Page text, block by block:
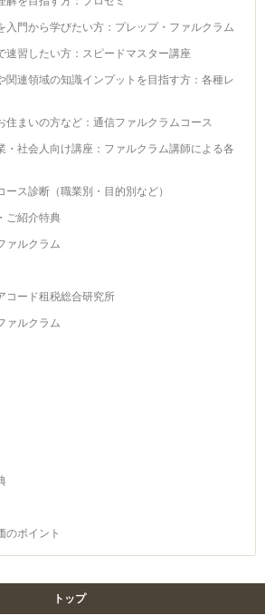
入門から学びたい方：プレップ・ファルクラム
速習したい方：スピードマスター講座
関連領域の知識インプットを目指す方：各種レ
住まいの方など：通信ファルクラムコース
・社会人向け講座：ファルクラム講師による各
ース診断（職業別・目的別など）
ご紹介特典
ァルクラム
コード租税総合研究所
ァルクラム
のポイント
トップ